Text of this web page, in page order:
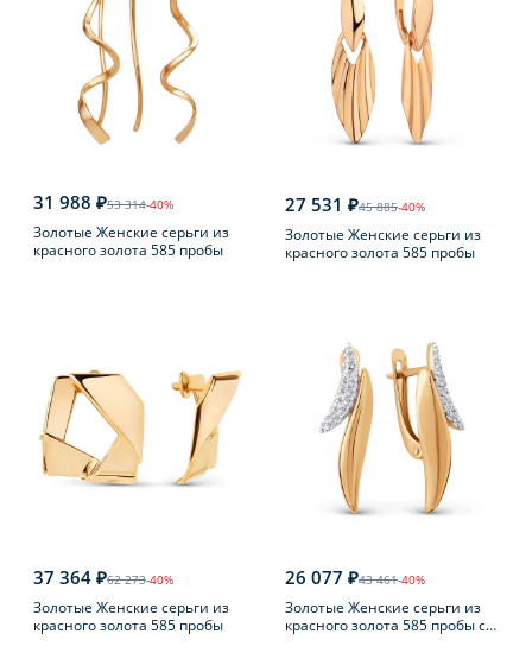
31 988 ₽53 314-40%
Золотые Женские серьги из
красного золота 585 пробы
27 531 ₽45 885-40%
Золотые Женские серьги из
красного золота 585 пробы
37 364 ₽62 273-40%
Золотые Женские серьги из
красного золота 585 пробы
26 077 ₽43 461-40%
Золотые Женские серьги из
красного золота 585 пробы с